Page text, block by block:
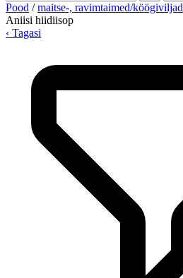
Pood / maitse-, ravimtaimed/köögiviljad
Aniisi hiidiisop
‹ Tagasi